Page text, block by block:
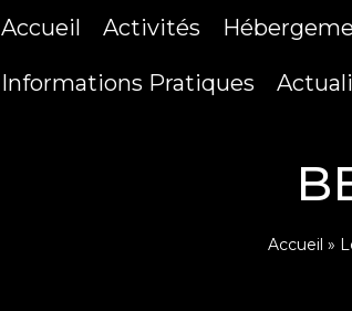
Accueil Activités
Informations Pratiques
Accueil »